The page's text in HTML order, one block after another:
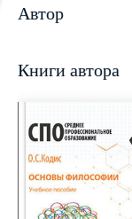
Автор
Книги автора